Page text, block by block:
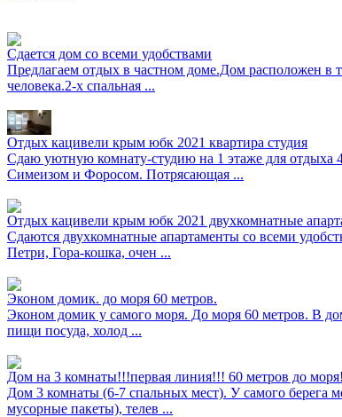
Сдается дом со всеми удобствами
Предлагаем отдых в частном доме.Дом расположен в
человека.2-х спальная ...
Отдых кацивели крым юбк 2021 квартира студия
Сдаю уютную комнату-студию на 1 этаже для отдыха
Симеизом и Форосом. Потрясающая ...
Отдых кацивели крым юбк 2021 двухкомнатные
Сдаются двухкомнатные апартаменты со всеми
Петри, Гора-кошка, очен ...
Эконом домик. до моря 60 метров.
Эконом домик у самого моря. До моря 60 метров. В
пищи посуда, холод ...
Дом на 3 комнаты!!!первая линия!!! 60 метров до моря!
Дом 3 комнаты (6-7 спальных мест). У самого берега
мусорные пакеты), телев ...